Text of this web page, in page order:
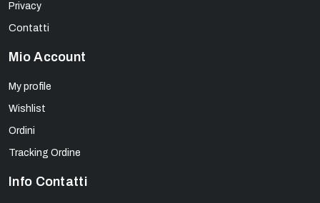
Privacy
Contatti
Mio Account
My profile
Wishlist
Ordini
Tracking Ordine
Info Contatti